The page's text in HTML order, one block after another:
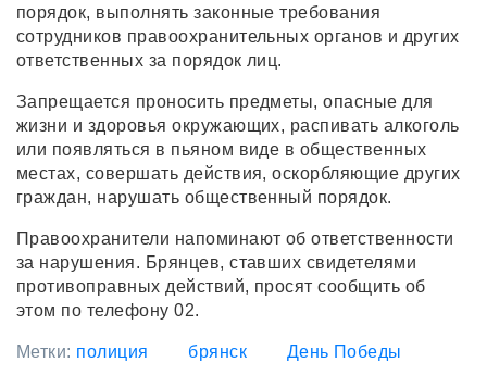
порядок, выполнять законные требования
сотрудников правоохранительных органов и других
ответственных за порядок лиц.
Запрещается проносить предметы, опасные для
жизни и здоровья окружающих, распивать алкоголь
или появляться в пьяном виде в общественных
местах, совершать действия, оскорбляющие других
граждан, нарушать общественный порядок.
Правоохранители напоминают об ответственности
за нарушения. Брянцев, ставших свидетелями
противоправных действий, просят сообщить об
этом по телефону 02.
Метки: полиция брянск День Победы